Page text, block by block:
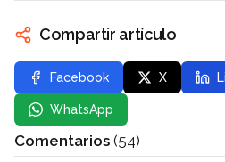
Compartir artículo
Facebook X
WhatsApp
Comentarios (54)